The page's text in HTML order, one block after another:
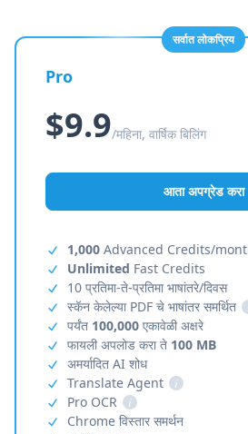
सर्वात लोकप्रिय
Pro
$9.9/महिना, वार्षिक बिलिंग
आता अपग्रेड करा
1,000 Advanced Credits/
Unlimited Fast Credits
10 प्रतिमा-ते-प्रतिमा भाषांतरे/दिवस
स्कॅन केलेल्या PDF चे भाषांतर समर्थित
पर्यंत 100,000 एकावेळी अक्षरे
फायली अपलोड करा ते 100 MB
अमर्यादित AI शोध
Translate Agent
i
Pro OCR
i
Chrome विस्तार समर्थन